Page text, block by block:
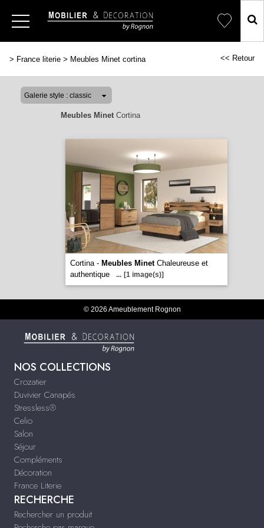
> France literie > Meubles Minet cortina << Retour
Meubles MinetCortina
Cortina - Meubles MinetChaleureuse et
authentique
... [1 image(s)]
© 2026 Ameublement Rognon
NOS COLLECTIONS
Crozatier
Duvivier Canapés
Stressless®
Celio
Salon
Séjour
Compléments
Décoration
France Literie
RECHERCHE
Rechercher un produit